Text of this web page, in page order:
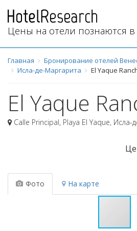
Цены на отели познаются
Главная
Бронирование отелей
Исла-де-Маргарита
El Yaque
El Yaque
Calle Principal, Playa El Yaque, Исла-
Фото На карте